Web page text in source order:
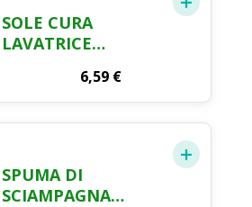
SOLE CURA
LAVATRICE
6,59 €
SPUMA DI
SCIAMPAGNA